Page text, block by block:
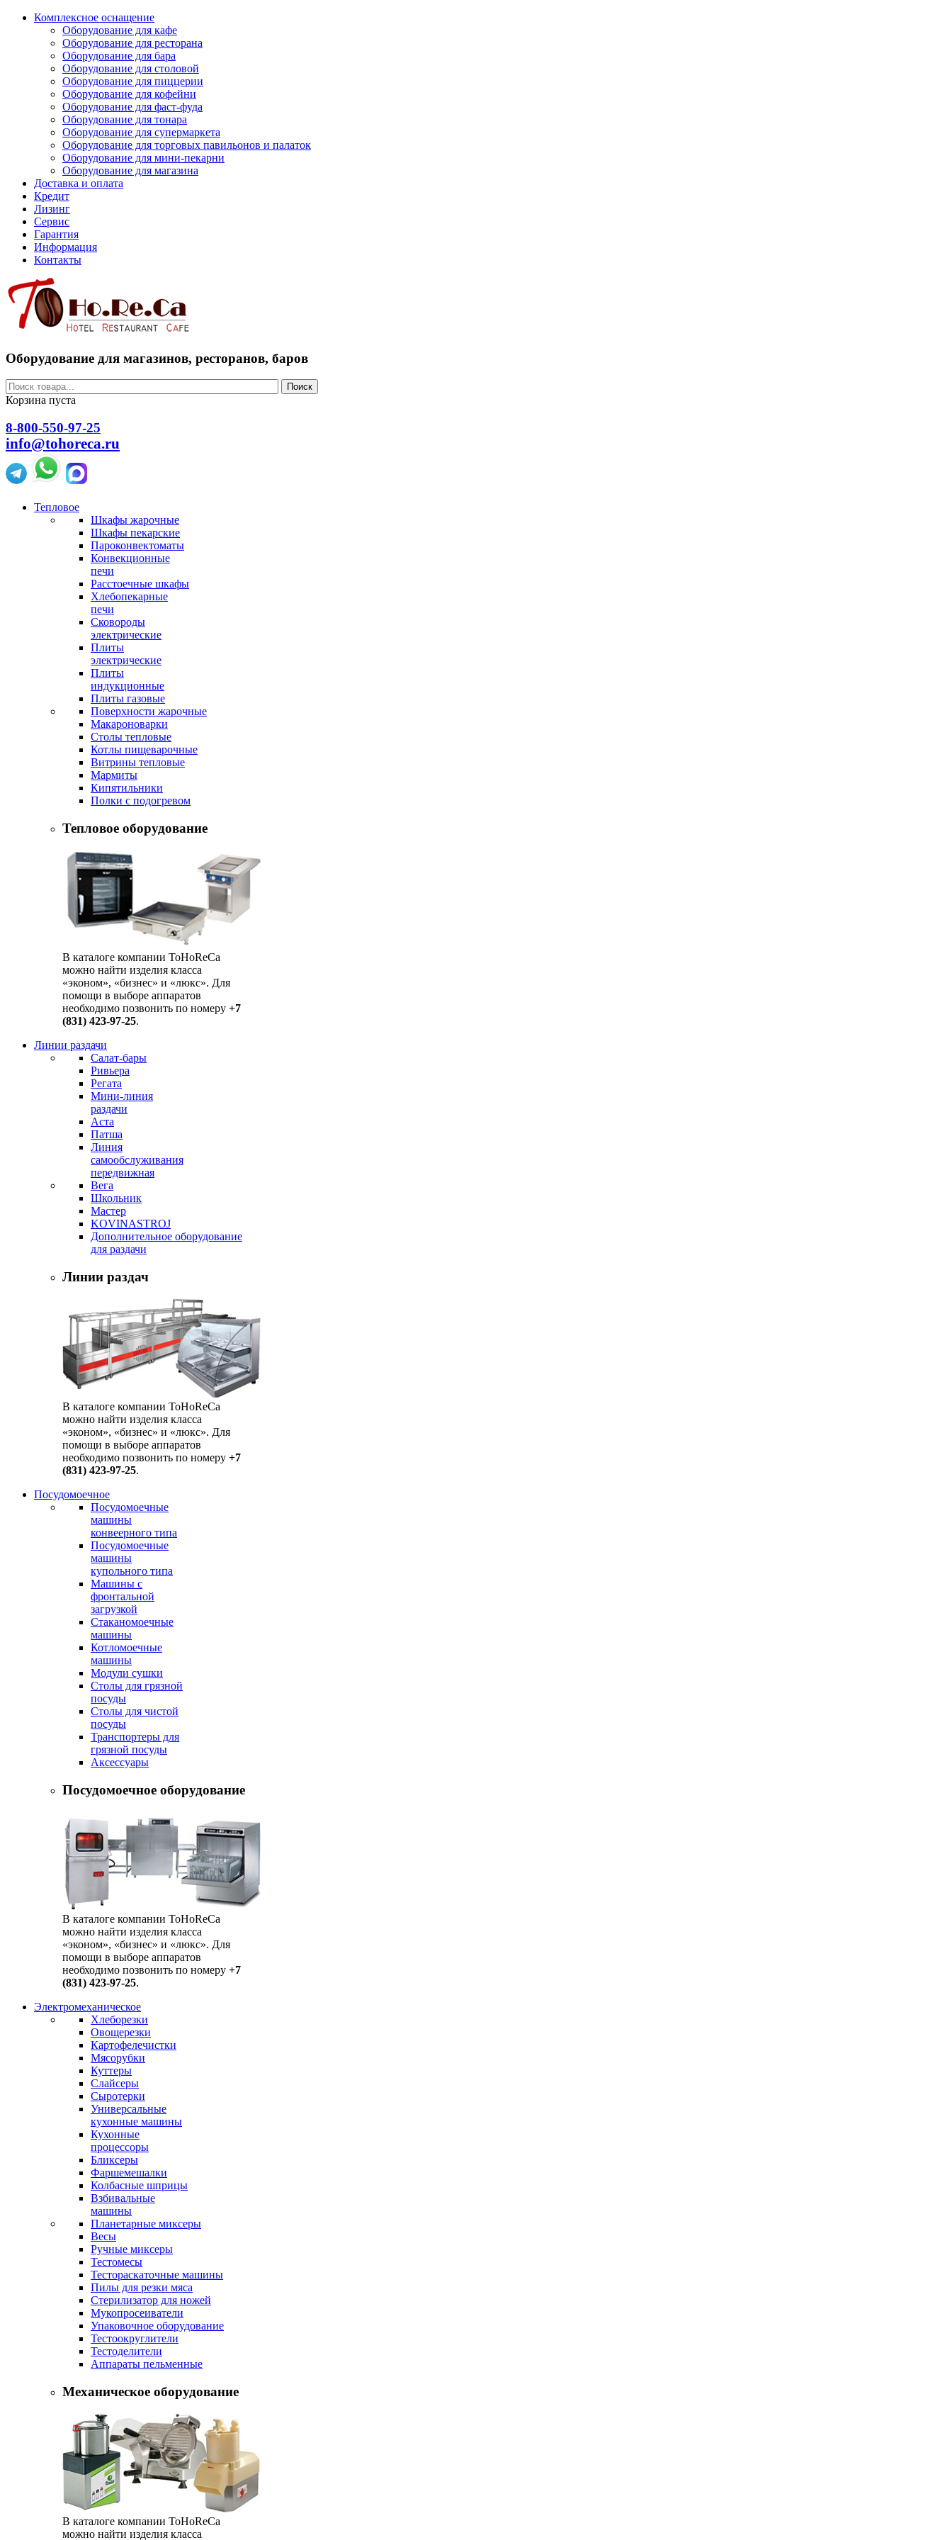
Комплексное оснащение
Оборудование для кафе
Оборудование для ресторана
Оборудование для бара
Оборудование для столовой
Оборудование для пиццерии
Оборудование для кофейни
Оборудование для фаст-фуда
Оборудование для тонара
Оборудование для супермаркета
Оборудование для торговых павильонов и палаток
Оборудование для мини-пекарни
Оборудование для магазина
Доставка и оплата
Кредит
Лизинг
Сервис
Гарантия
Информация
Контакты
Оборудование для магазинов, ресторанов, баров
Поиск
Корзина пуста
8-800-550-97-25
info@tohoreca.ru
Тепловое
Шкафы жарочные
Шкафы пекарские
Пароконвектоматы
Конвекционные
печи
Расстоечные шкафы
Хлебопекарные
печи
Сковороды
электрические
Плиты
электрические
Плиты
индукционные
Плиты газовые
Поверхности жарочные
Макароноварки
Столы тепловые
Котлы пищеварочные
Витрины тепловые
Мармиты
Кипятильники
Полки с подогревом
Тепловое оборудование
В каталоге компании ToHoReCa
можно найти изделия класса
«эконом», «бизнес» и «люкс». Для
помощи в выборе аппаратов
необходимо позвонить по номеру +7
(831) 423-97-25.
Линии раздачи
Салат-бары
Ривьера
Регата
Мини-линия
раздачи
Аста
Патша
Линия
самообслуживания
передвижная
Вега
Школьник
Мастер
KOVINASTROJ
Дополнительное оборудование
для раздачи
Линии раздач
В каталоге компании ToHoReCa
можно найти изделия класса
«эконом», «бизнес» и «люкс». Для
помощи в выборе аппаратов
необходимо позвонить по номеру +7
(831) 423-97-25.
Посудомоечное
Посудомоечные
машины
конвеерного типа
Посудомоечные
машины
купольного типа
Машины с
фронтальной
загрузкой
Стаканомоечные
машины
Котломоечные
машины
Модули сушки
Столы для грязной
посуды
Столы для чистой
посуды
Транспортеры для
грязной посуды
Аксессуары
Посудомоечное оборудование
В каталоге компании ToHoReCa
можно найти изделия класса
«эконом», «бизнес» и «люкс». Для
помощи в выборе аппаратов
необходимо позвонить по номеру +7
(831) 423-97-25.
Электромеханическое
Хлеборезки
Овощерезки
Картофелечистки
Мясорубки
Куттеры
Слайсеры
Сыротерки
Универсальные
кухонные машины
Кухонные
процессоры
Бликсеры
Фаршемешалки
Колбасные шприцы
Взбивальные
машины
Планетарные миксеры
Весы
Ручные миксеры
Тестомесы
Тестораскаточные машины
Пилы для резки мяса
Стерилизатор для ножей
Мукопросеиватели
Упаковочное оборудование
Тестоокруглители
Тестоделители
Аппараты пельменные
Механическое оборудование
В каталоге компании ToHoReCa
можно найти изделия класса